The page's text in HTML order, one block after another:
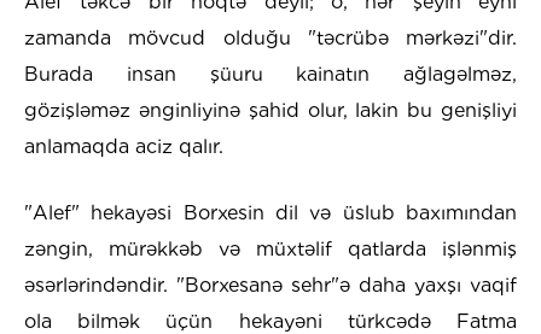
zamanda mövcud olduğu "təcrübə mərkəzi"dir.
Burada insan şüuru kainatın ağlagəlməz,
gözişləməz ənginliyinə şahid olur, lakin bu genişliyi
anlamaqda aciz qalır.
"Alef" hekayəsi Borxesin dil və üslub baxımından
zəngin, mürəkkəb və müxtəlif qatlarda işlənmiş
əsərlərindəndir. "Borxesanə sehr"ə daha yaxşı vaqif
ola bilmək üçün hekayəni türkcədə Fatma